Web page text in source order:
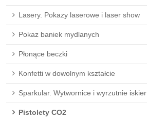
Lasery. Pokazy laserowe i laser show
Pokaz baniek mydlanych
Płonące beczki
Konfetti w dowolnym kształcie
Sparkular. Wytwornice i wyrzutnie iskier
Pistolety CO2